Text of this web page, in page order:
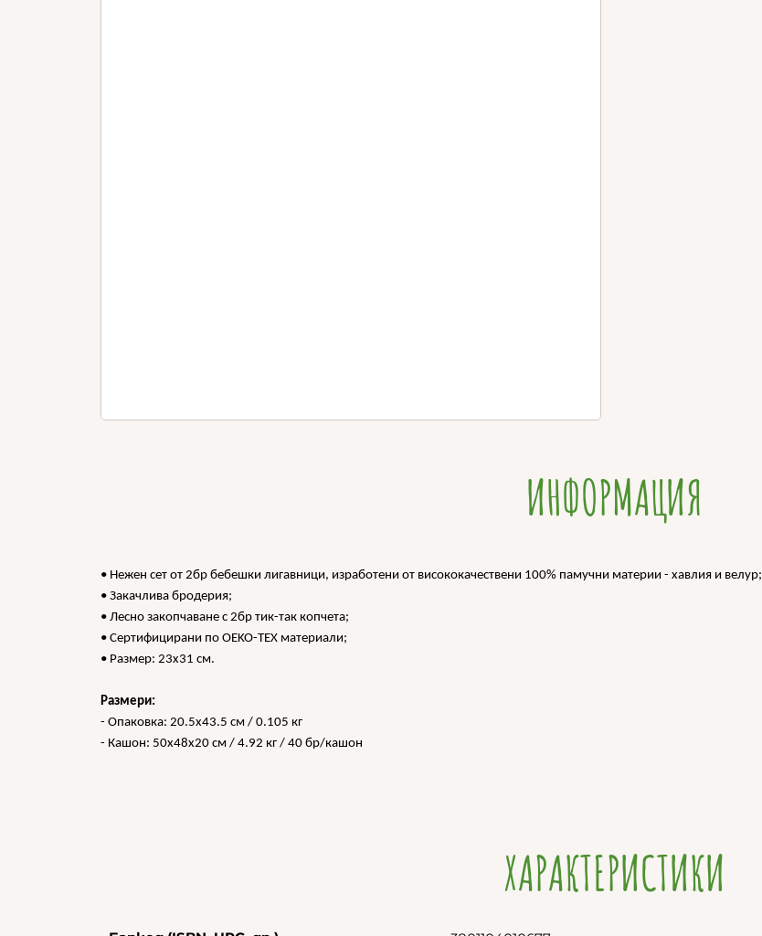
ИНФОРМАЦИЯ
• Нежен сет от 2бр бебешки лигавници, изработени от висококачествени 100% памучни материи - хавлия и велур;
• Закачлива бродерия;
• Лесно закопчаване с 2бр тик-так копчета;
• Сертифицирани по OEKO-TEX материали;
• Размер: 23х31 см.
Размери:
- Опаковка: 20.5x43.5 см / 0.105 кг
- Кашон: 50x48x20 см / 4.92 кг / 40 бр/кашон
ХАРАКТЕРИСТИКИ